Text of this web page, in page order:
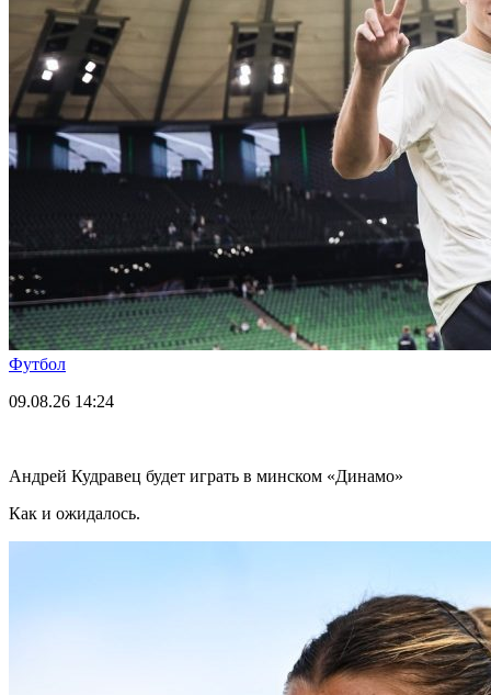
Футбол
09.08.26 14:24
Андрей Кудравец будет играть в минском «Динамо»
Как и ожидалось.